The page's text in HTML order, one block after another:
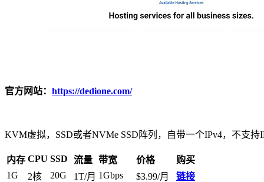
官方网站： https://dedione.com/
KVM虚拟，SSD或者NVMe SSD阵列，自带一个IPv4，不支持
内存 CPU SSD 流量 带宽 价格
购买
1G
2核 20G 1T/月 1Gbps $3.99/月
链接